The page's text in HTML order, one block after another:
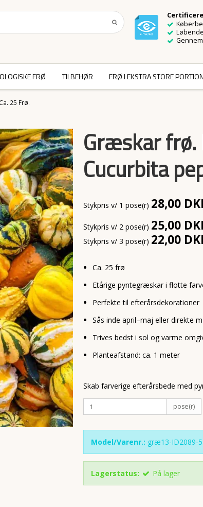
FRØ TILBEHØR FRØ I EKSTRA STORE
25 Frø.
Græskar frø.
Cucurbita
Stykpris v/ 1 pose(r) 28,00
Stykpris v/ 2 pose(r) 25,00
Stykpris v/ 3 pose(r) 22,00
Ca. 25 frø
Etårige pyntegræskar i flotte
Perfekte til efterårsdekorationer
Sås inde april–maj eller direkte
Trives bedst i sol og varme
Planteafstand: ca. 1 meter
Skab farverige efterårsbede med
pose(r)
Model/Varenr.: græ13-ID2089-
Lagerstatus: På lager